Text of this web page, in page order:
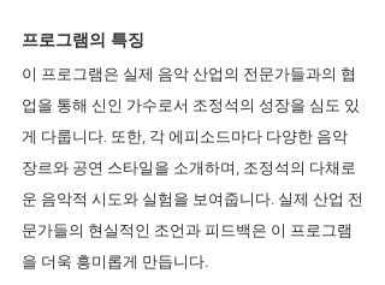
프로그램의 특징
이 프로그램은 실제 음악 산업의 전문가들과의 협
업을 통해 신인 가수로서 조정석의 성장을 심도 있
게 다룹니다. 또한, 각 에피소드마다 다양한 음악
장르와 공연 스타일을 소개하며, 조정석의 다채로
운 음악적 시도와 실험을 보여줍니다. 실제 산업 전
문가들의 현실적인 조언과 피드백은 이 프로그램
을 더욱 흥미롭게 만듭니다.